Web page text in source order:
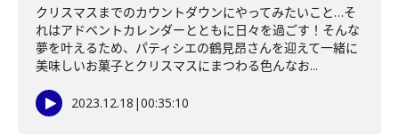
クリスマスまでのカウントダウンにやってみたいこと…そ
れはアドベントカレンダーとともに日々を過ごす！そんな
夢を叶えるため、パティシエの鶴見昂さんを迎えて一緒に
美味しいお菓子とクリスマスにまつわる色んなお...
2023.12.18 |00:35:10